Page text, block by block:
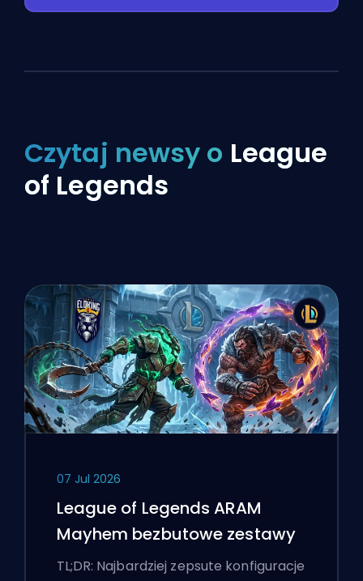
Czytaj newsy o League
of Legends
07 Jul 2026
League of Legends ARAM
Mayhem bezbutowe zestawy
TL;DR: Najbardziej zepsute konfiguracje